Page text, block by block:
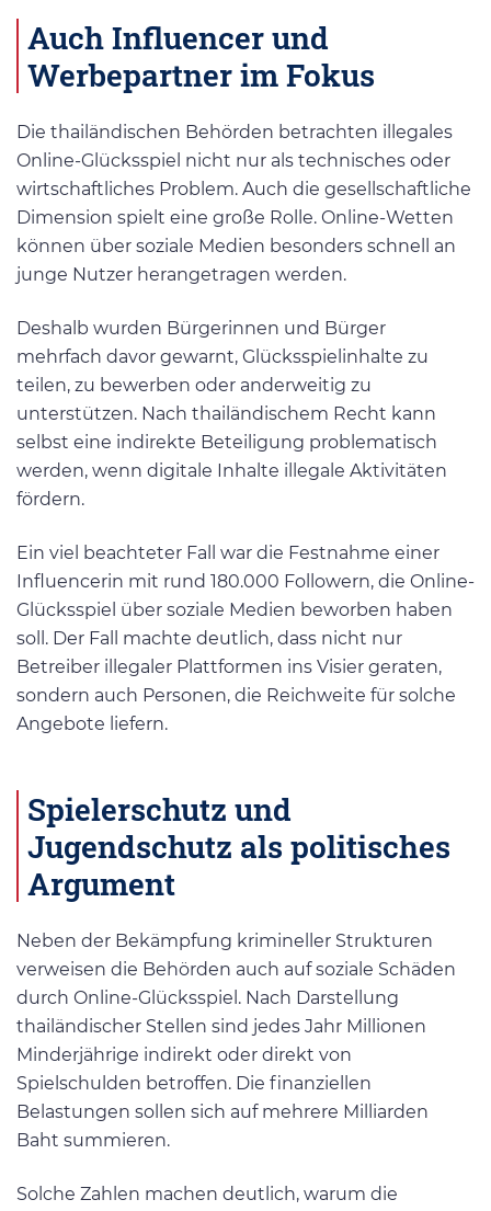
Auch Influencer und
Werbepartner im Fokus
Die thailändischen Behörden betrachten illegales
Online-Glücksspiel nicht nur als technisches oder
wirtschaftliches Problem. Auch die gesellschaftliche
Dimension spielt eine große Rolle. Online-Wetten
können über soziale Medien besonders schnell an
junge Nutzer herangetragen werden.
Deshalb wurden Bürgerinnen und Bürger
mehrfach davor gewarnt, Glücksspielinhalte zu
teilen, zu bewerben oder anderweitig zu
unterstützen. Nach thailändischem Recht kann
selbst eine indirekte Beteiligung problematisch
werden, wenn digitale Inhalte illegale Aktivitäten
fördern.
Ein viel beachteter Fall war die Festnahme einer
Influencerin mit rund 180.000 Followern, die Online-
Glücksspiel über soziale Medien beworben haben
soll. Der Fall machte deutlich, dass nicht nur
Betreiber illegaler Plattformen ins Visier geraten,
sondern auch Personen, die Reichweite für solche
Angebote liefern.
Spielerschutz und
Jugendschutz als politisches
Argument
Neben der Bekämpfung krimineller Strukturen
verweisen die Behörden auch auf soziale Schäden
durch Online-Glücksspiel. Nach Darstellung
thailändischer Stellen sind jedes Jahr Millionen
Minderjährige indirekt oder direkt von
Spielschulden betroffen. Die finanziellen
Belastungen sollen sich auf mehrere Milliarden
Baht summieren.
Solche Zahlen machen deutlich, warum die